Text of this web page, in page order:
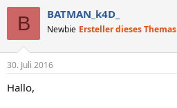
B BATMAN_k4D_
Newbie Ersteller dieses Themas
30. Juli 2016
Hallo,